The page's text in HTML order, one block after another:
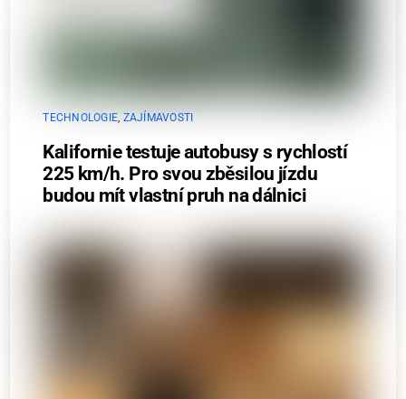
TECHNOLOGIE, ZAJÍMAVOSTI
Kalifornie testuje autobusy s rychlostí
225 km/h. Pro svou zběsilou jízdu
budou mít vlastní pruh na dálnici